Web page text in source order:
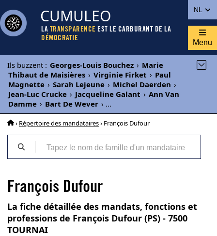
NL
CUMULEO
LA TRANSPARENCE EST LE CARBURANT DE LA
DÉMOCRATIE
Menu
Ils buzzent : Georges-Louis Bouchez › Marie
Thibaut de Maisières › Virginie Firket › Paul
Magnette › Sarah Lejeune › Michel Daerden ›
Jean-Luc Crucke › Jacqueline Galant › Ann Van
Damme › Bart De Wever › ...
› Répertoire des mandataires› François Dufour
François Dufour
La fiche détaillée des mandats, fonctions et
professions de François Dufour (PS) - 7500
TOURNAI